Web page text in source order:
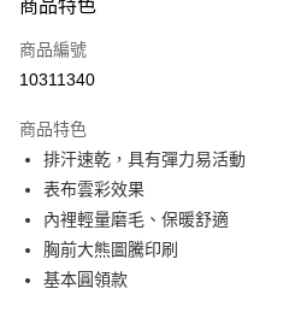
LINE Pay
Apple Pay
悠遊付
Google Pay
全盈+PAY
大哥付你分期
商品特色
商品編號
10311340
商品特色
排汗速乾，具有彈力易活動
表布雲彩效果
內裡輕量磨毛、保暖舒適
胸前大熊圖騰印刷
基本圓領款